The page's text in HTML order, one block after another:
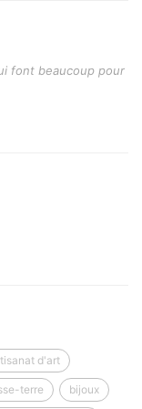
font beaucoup pour
d'art
terre bijoux